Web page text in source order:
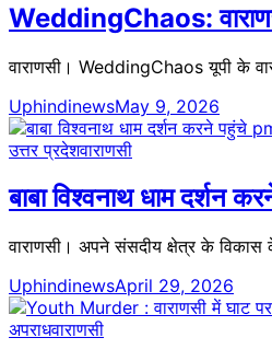
WeddingChaos:
वाराणसी। WeddingChaos यूपी के
UphindinewsMay 9, 2026
उत्तर प्रदेशवाराणसी
बाबा विश्वनाथ धाम
वाराणसी। अपने संसदीय क्षेत्र के
UphindinewsApril 29, 2026
अपराधवाराणसी